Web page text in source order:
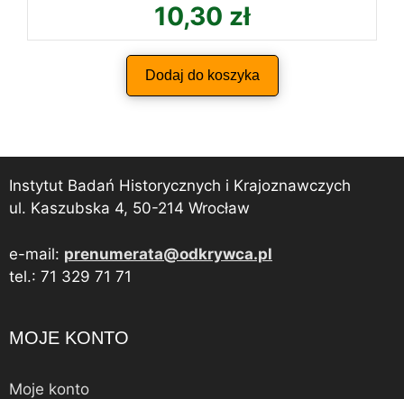
10,30 zł
Dodaj do koszyka
Instytut Badań Historycznych i Krajoznawczych
ul. Kaszubska 4, 50-214 Wrocław
e-mail: prenumerata@odkrywca.pl
tel.: 71 329 71 71
MOJE KONTO
Moje konto